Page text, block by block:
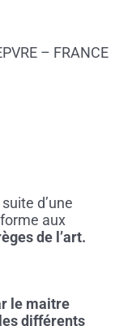
– FRANCE
d’une
aux
de l’art.
le maitre
différents